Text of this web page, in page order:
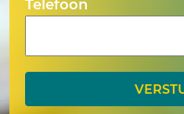
Telefoon